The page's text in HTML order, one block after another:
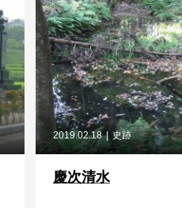
2019.02.18 史跡
慶次清水